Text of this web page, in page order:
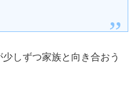
しずつ家族と向き合おう